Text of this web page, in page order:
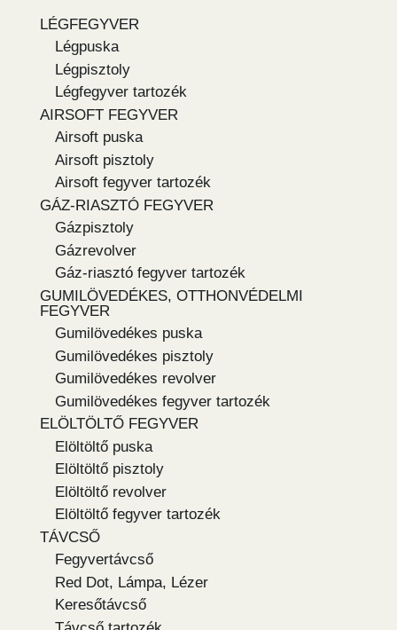
LÉGFEGYVER
Légpuska
Légpisztoly
Légfegyver tartozék
AIRSOFT FEGYVER
Airsoft puska
Airsoft pisztoly
Airsoft fegyver tartozék
GÁZ-RIASZTÓ FEGYVER
Gázpisztoly
Gázrevolver
Gáz-riasztó fegyver tartozék
GUMILÖVEDÉKES, OTTHONVÉDELMI
FEGYVER
Gumilövedékes puska
Gumilövedékes pisztoly
Gumilövedékes revolver
Gumilövedékes fegyver tartozék
ELÖLTÖLTŐ FEGYVER
Elöltöltő puska
Elöltöltő pisztoly
Elöltöltő revolver
Elöltöltő fegyver tartozék
TÁVCSŐ
Fegyvertávcső
Red Dot, Lámpa, Lézer
Keresőtávcső